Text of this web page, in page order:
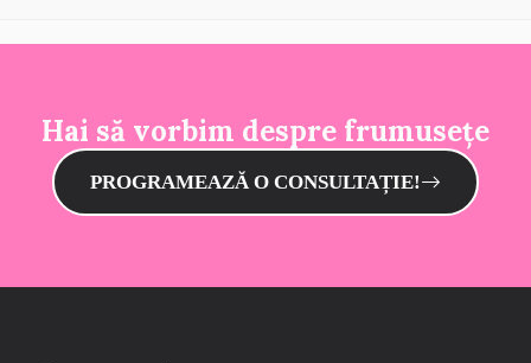
Hai să vorbim despre frumusețe
PROGRAMEAZĂ O CONSULTAȚIE!